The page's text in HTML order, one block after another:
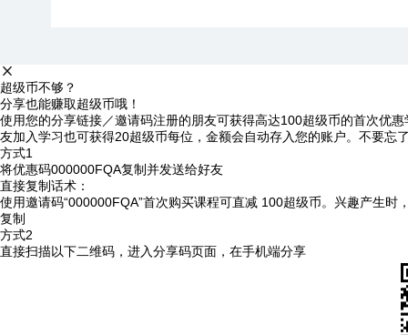
超级币不够？
分享也能赚取超级币哦！
使用您的分享链接／邀请码注册的朋友可获得高达100超级币的首次优
友加入学习也可获得20超级币每位，金额会自动存入您的账户。不要忘
方式1
将优惠码000000FQA复制并发送给好友
直接复制话术：
使用邀请码“000000FQA”首次购买课程可直减 100超级币。兴趣产生时
复制
方式2
直接扫描以下二维码，进入分享码页面，在手机端分享